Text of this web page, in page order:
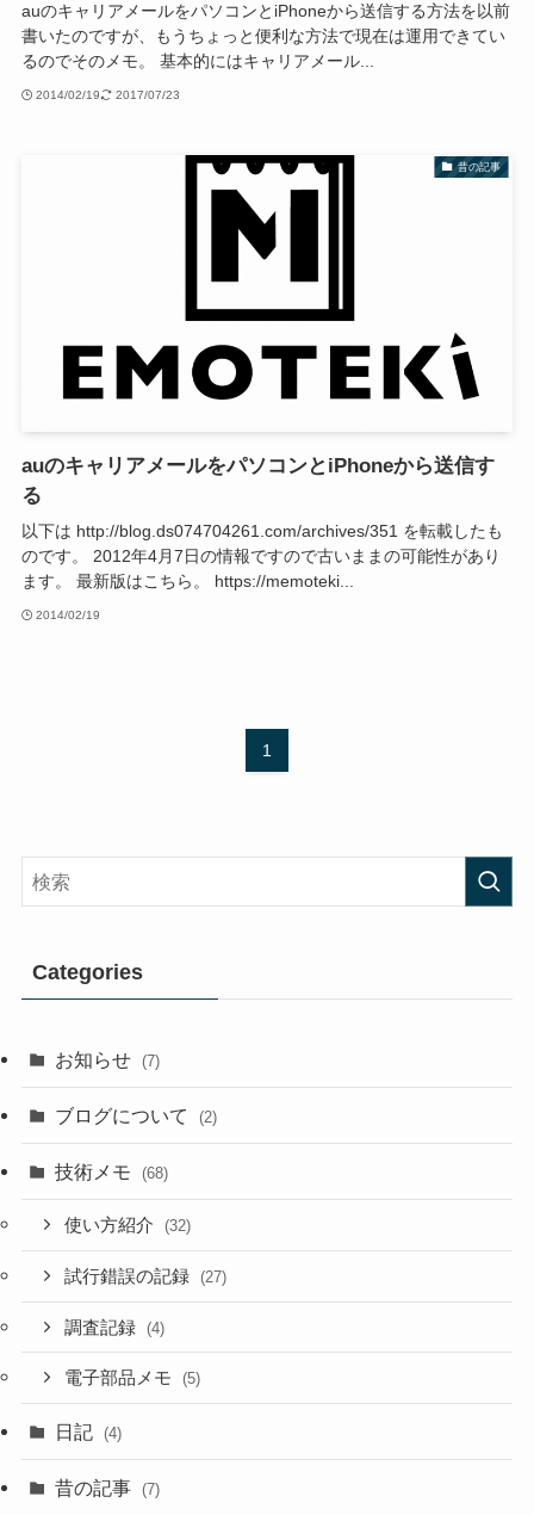
auのキャリアメールをパソコンとiPhoneから送信する方法を以前
書いたのですが、もうちょっと便利な方法で現在は運用できてい
るのでそのメモ。 基本的にはキャリアメール...
2014/02/19 2017/07/23
昔の記事
auのキャリアメールをパソコンとiPhoneから送信す
る
以下は http://blog.ds074704261.com/archives/351 を転載したも
のです。 2012年4月7日の情報ですので古いままの可能性があり
ます。 最新版はこちら。 https://memoteki...
2014/02/19
1
Categories
お知らせ (7)
ブログについて (2)
技術メモ (68)
使い方紹介 (32)
試行錯誤の記録 (27)
調査記録 (4)
電子部品メモ (5)
日記 (4)
昔の記事 (7)